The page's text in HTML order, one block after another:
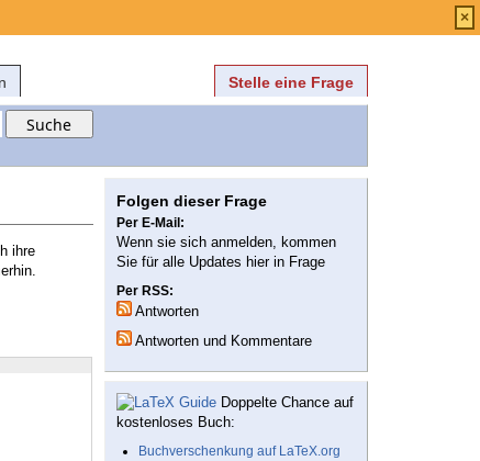
Stelle eine Frage
ihre
Folgen dieser Frage
Per E-Mail:
Wenn sie sich anmelden, kommen
Sie für alle Updates hier in Frage
Per RSS:
Antworten
Antworten und Kommentare
Doppelte Chance auf
kostenloses Buch:
Buchverschenkung auf LaTeX.org
×